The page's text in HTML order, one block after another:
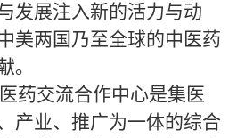
发展注入新的活力与动
美两国乃至全球的中医药
。
药交流合作中心是集医
产业、推广为一体的综合